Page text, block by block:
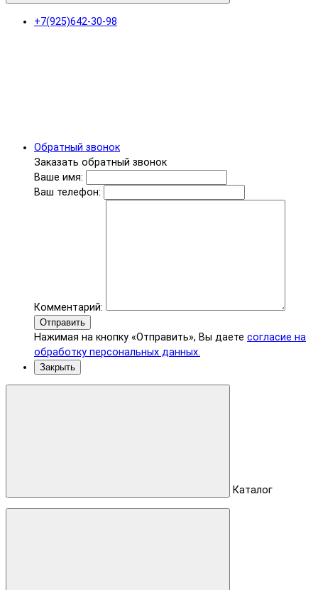
+7(925)642-30-98
Обратный звонок
Заказать обратный звонок
Ваше имя:
Ваш телефон:
Комментарий:
Отправить
Нажимая на кнопку «Отправить», Вы даете согласие на
обработку персональных данных.
Закрыть
Каталог